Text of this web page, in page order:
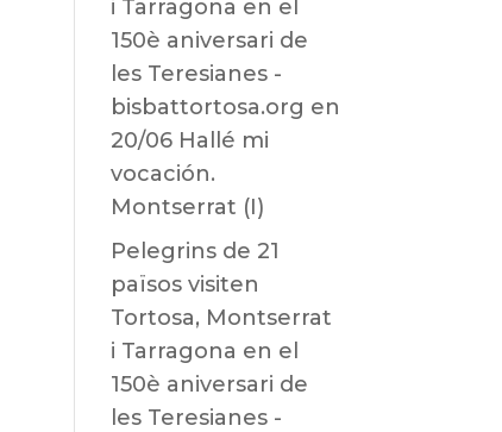
i Tarragona en el
150è aniversari de
les Teresianes -
bisbattortosa.org en
20/06 Hallé mi
vocación.
Montserrat (I)
Pelegrins de 21
països visiten
Tortosa, Montserrat
i Tarragona en el
150è aniversari de
les Teresianes -